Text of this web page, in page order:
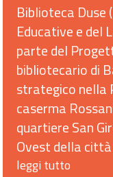
Biblioteca Duse
Educative e del
parte del
bibliotecario di
strategico nella
caserma
quartiere San
Ovest della
leggi tutto